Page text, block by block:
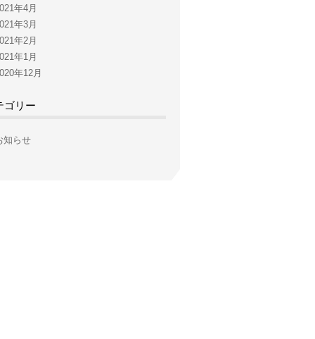
年4月
年3月
年2月
年1月
年12月
ゴリー
知らせ